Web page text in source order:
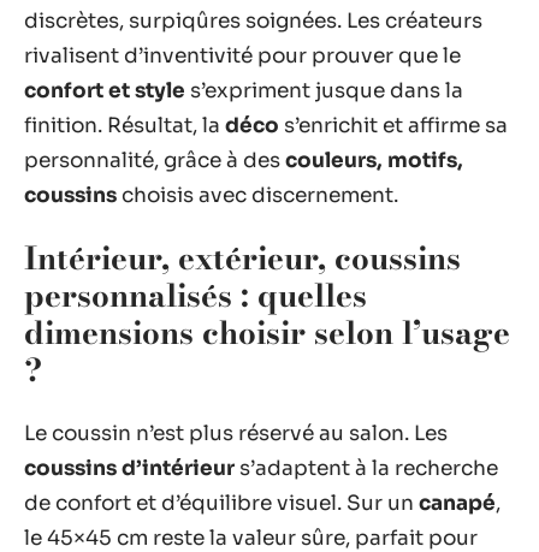
discrètes, surpiqûres soignées. Les créateurs
rivalisent d’inventivité pour prouver que le
confort et style s’expriment jusque dans la
finition. Résultat, la déco s’enrichit et affirme sa
personnalité, grâce à descouleurs, motifs,
coussins choisis avec discernement.
Intérieur, extérieur, coussins
personnalisés : quelles
dimensions choisir selon l’usage
?
Le coussin n’est plus réservé au salon. Les
coussins d’intérieur s’adaptent à la recherche
de confort et d’équilibre visuel. Sur un canapé,
le 45×45 cm reste la valeur sûre, parfait pour